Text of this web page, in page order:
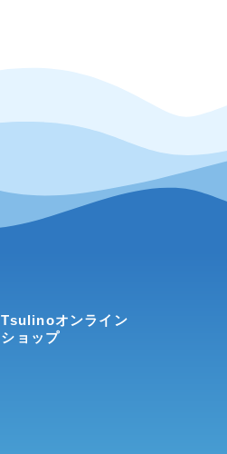
Tsulinoオンライン
ショップ